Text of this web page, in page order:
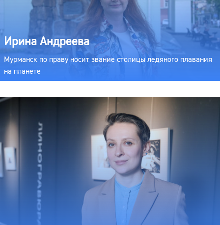
Ирина Андреева
Мурманск по праву носит звание столицы ледяного плавания
на планете